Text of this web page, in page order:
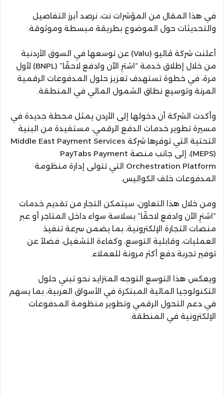
في هذا المقال من المؤشرات نت، نرصد أبرز التفاصيل
والتحديثات حول الموضوع بطريقة مبسطة وموثوقة.
أعلنت شركة ڤاليو (Valu) عن توسعها في السوق الأردنية
من خلال إطلاق خدمة “اشترِ الآن وادفع لاحقًا” (BNPL) لأول
مرة، في خطوة تستهدف تعزيز حلول المدفوعات الرقمية
المرنة وتوسيع نطاق الشمول المالي في المنطقة.
وأكدت الشركة أن دخولها إلى الأردن يمثل محطة جديدة في
مسيرة تطوير خدمات الدفع الرقمي، مستفيدة من البنية
التحتية التي توفرها شركة Middle East Payment Services
(MEPS)، إلى جانب منصة PayTabs Payment
Orchestration Platform التي تتولى إدارة منظومة
المدفوعات خلف الكواليس.
ومن خلال هذا التعاون، سيتمكن التجار من تقديم خدمات
“اشترِ الآن وادفع لاحقًا” بسلاسة سواء داخل المتاجر أو عبر
منصات التجارة الإلكترونية، بما يضمن سرعة تنفيذ
العمليات، وقابلية التوسع، وكفاءة التشغيل، فضلاً عن
توفير تجربة دفع أكثر مرونة للعملاء.
ويعكس هذا التوسع التوجه المتزايد نحو تبني حلول
التكنولوجيا المالية المبتكرة في الأسواق العربية، بما يسهم
في دعم التحول الرقمي وتطوير منظومة المدفوعات
الإلكترونية في المنطقة.